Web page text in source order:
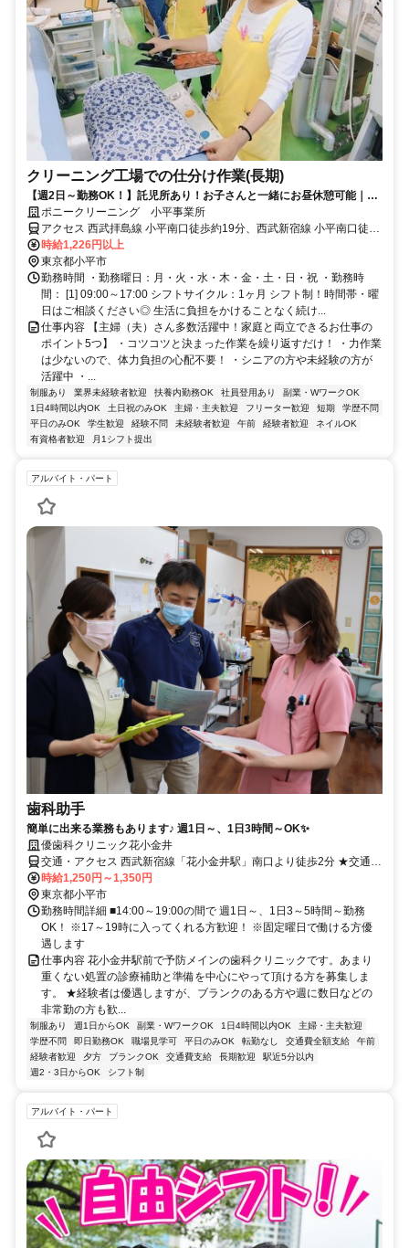
クリーニング工場での仕分け作業(長期)
【週2日～勤務OK！】託児所あり！お子さんと一緒にお昼休憩可能｜未
経験者・シニアの方も活躍中！
ポニークリーニング 小平事業所
アクセス 西武拝島線 小平南口徒歩約19分、西武新宿線 小平南口徒歩
約19分、西武新宿線 花小金井南口徒歩約21分 西武/小平→西武バス/
小平2小学校前 徒歩5分
時給1,226円以上
東京都小平市
勤務時間 ・勤務曜日：月・火・水・木・金・土・日・祝 ・勤務時
間： [1] 09:00～17:00 シフトサイクル：1ヶ月 シフト制！時間帯・曜
日はご相談ください◎ 生活に負担をかけることなく続け...
仕事内容 【主婦（夫）さん多数活躍中！家庭と両立できるお仕事の
ポイント5つ】 ・コツコツと決まった作業を繰り返すだけ！ ・力作業
は少ないので、体力負担の心配不要！ ・シニアの方や未経験の方が
活躍中 ・...
制服あり 業界未経験者歓迎 扶養内勤務OK 社員登用あり
副業・WワークOK
1日4時間以内OK
土日祝のみOK 主婦・主夫歓迎 フリーター歓迎 短期
学歴不問
平日のみOK
学生歓迎 経験不問 未経験者歓迎 午前 経験者歓迎
ネイルOK
有資格者歓迎
月1シフト提出
アルバイト・パート
歯科助手
簡単に出来る業務もあります♪ 週1日～、1日3時間～OK✨
優歯科クリニック花小金井
交通・アクセス 西武新宿線「花小金井駅」南口より徒歩2分 ★交通費
全額支給
時給1,250円～1,350円
東京都小平市
勤務時間詳細 ■14:00～19:00の間で 週1日～、1日3～5時間～勤務
OK！ ※17～19時に入ってくれる方歓迎！ ※固定曜日で働ける方優
遇します
仕事内容 花小金井駅前で予防メインの歯科クリニックです。あまり
重くない処置の診療補助と準備を中心にやって頂ける方を募集しま
す。 ★経験者は優遇しますが、ブランクのある方や週に数日などの
非常勤の方も歓...
制服あり 週1日からOK 副業・WワークOK 1日4時間以内OK
主婦・主夫歓迎
学歴不問
即日勤務OK 職場見学可 平日のみOK 転勤なし 交通費全額支給
午前
経験者歓迎
夕方 ブランクOK 交通費支給 長期歓迎
駅近5分以内
週2・3日からOK
シフト制
アルバイト・パート